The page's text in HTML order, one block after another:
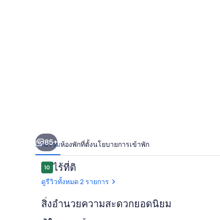
85+
ภาพรวมห้องพักที่ตั้งนโยบายการเข้าพัก
รีวิว
1010 จาก 10
ไร้ที่ติ
ดูรีวิวทั้งหมด 2 รายการ
สิ่งอำนวยความสะดวกยอดนิยม